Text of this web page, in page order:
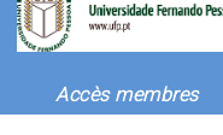
Accès membres